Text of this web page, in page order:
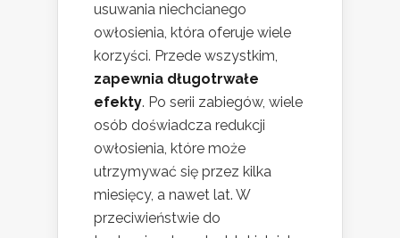
usuwania niechcianego
owłosienia, która oferuje wiele
korzyści. Przede wszystkim,
zapewnia długotrwałe
efekty. Po serii zabiegów, wiele
osób doświadcza redukcji
owłosienia, które może
utrzymywać się przez kilka
miesięcy, a nawet lat. W
przeciwieństwie do